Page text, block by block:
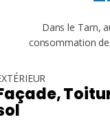
Dans le Tarn,
consommation